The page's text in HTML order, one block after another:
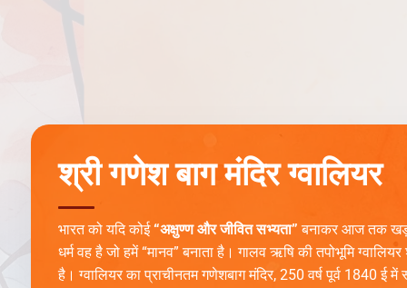
श्री गणेश बाग मंदिर ग्वालियर
भारत को यदि कोई“अक्षुण्ण और जीवित सभ्यता”बनाकर आज तक
धर्म वह है जो हमें “मानव” बनाता है। गालव ऋषि की तपोभूमि
है। ग्वालियर का प्राचीनतम गणेशबाग मंदिर, 250 वर्ष पूर्व 1840 ई